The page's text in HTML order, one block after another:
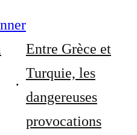
Entre Grèce et
Turquie, les
dangereuses
provocations